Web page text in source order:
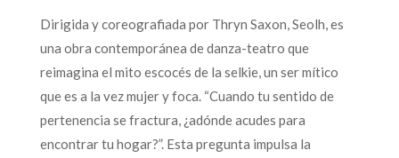
Dirigida y coreografiada por Thryn Saxon, Seolh, es
una obra contemporánea de danza-teatro que
reimagina el mito escocés de la selkie, un ser mítico
que es a la vez mujer y foca. “Cuando tu sentido de
pertenencia se fractura, ¿adónde acudes para
encontrar tu hogar?”. Esta pregunta impulsa la